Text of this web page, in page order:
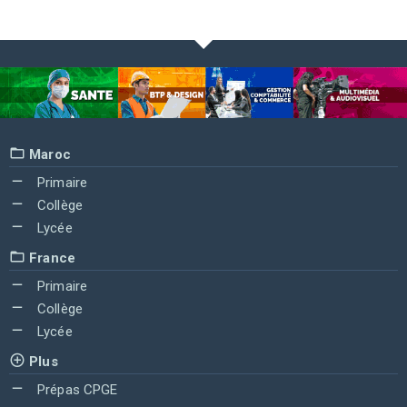
Maroc
Primaire
Collège
Lycée
France
Primaire
Collège
Lycée
Plus
Prépas CPGE